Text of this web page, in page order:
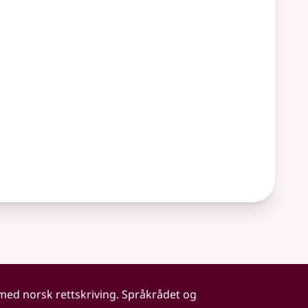
norsk rettskriving. Språkrådet og